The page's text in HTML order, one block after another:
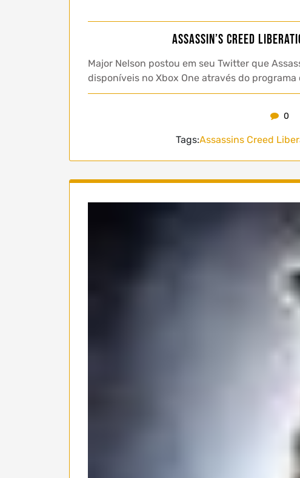
Assassin’s Creed
Major Nelson postou em seu Twitter que
disponíveis no Xbox One através do
0
Tags:Assassins Creed